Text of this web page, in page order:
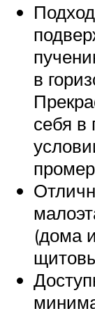
в
себя в
(дома